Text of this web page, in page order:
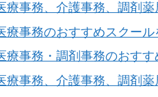
療事務、介護事務、調剤
療事務のおすすめスクール
療事務・調剤事務のおす
療事務、介護事務、調剤